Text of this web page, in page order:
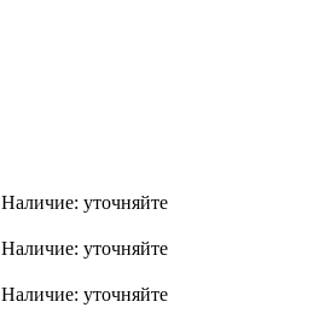
Наличие: уточняйте
Наличие: уточняйте
Наличие: уточняйте